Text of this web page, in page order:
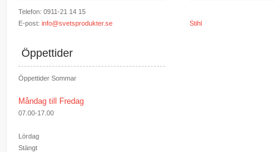
Telefon: 0911-21 14 15
E-post: info@svetsprodukter.se
Öppettider
Öppettider Sommar
Måndag till Fredag
07.00-17.00
Lördag
Stängt
Stihl